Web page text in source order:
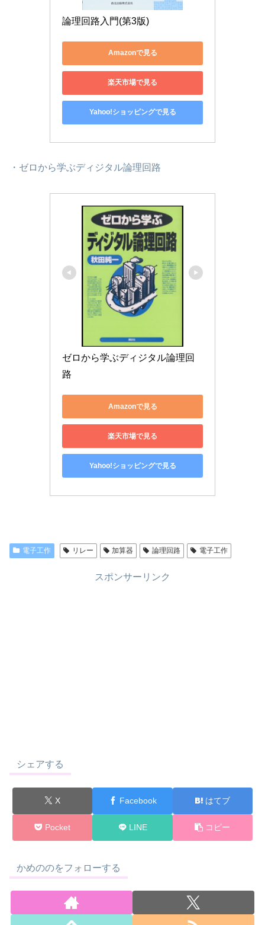
論理回路入門(第3版)
Amazonで見る
楽天市場で見る
Yahoo!ショッピングで見る
・ゼロから学ぶディジタル論理回路
ゼロから学ぶディジタル論理回
路
Amazonで見る
楽天市場で見る
Yahoo!ショッピングで見る
電子工作 リレー 加算器 論理回路 電子工作
スポンサーリンク
シェアする
X Facebook はてブ
Pocket LINE コピー
かめののをフォローする